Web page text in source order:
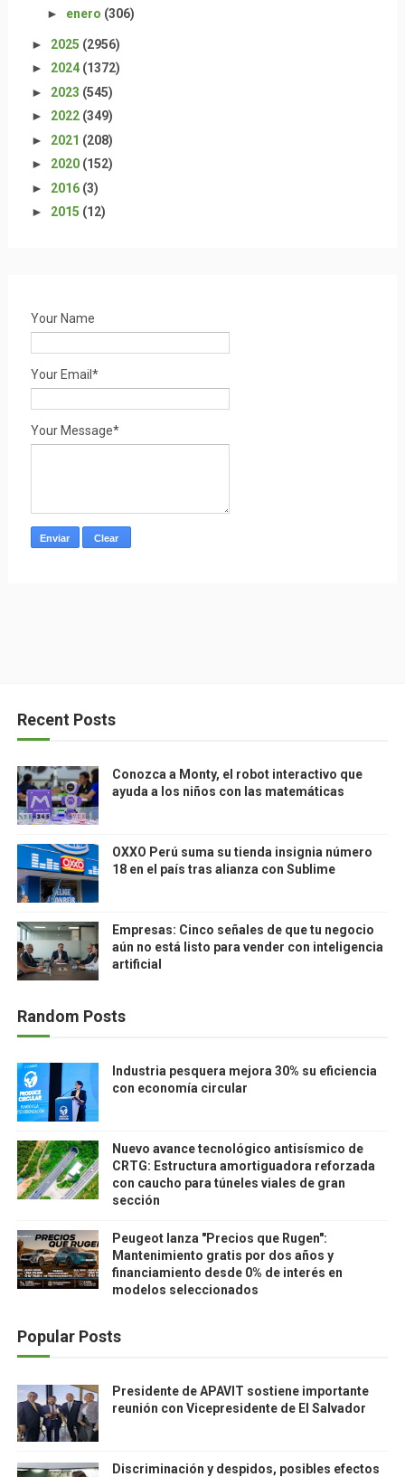
► enero (306)
► 2025 (2956)
► 2024 (1372)
► 2023 (545)
► 2022 (349)
► 2021 (208)
► 2020 (152)
► 2016 (3)
► 2015 (12)
Your Name
Your Email*
Your Message*
Recent Posts
Conozca a Monty, el robot interactivo que
ayuda a los niños con las matemáticas
OXXO Perú suma su tienda insignia número
18 en el país tras alianza con Sublime
Empresas: Cinco señales de que tu negocio
aún no está listo para vender con inteligencia
artificial
Random Posts
Industria pesquera mejora 30% su eficiencia
con economía circular
Nuevo avance tecnológico antisísmico de
CRTG: Estructura amortiguadora reforzada
con caucho para túneles viales de gran
sección
Peugeot lanza "Precios que Rugen":
Mantenimiento gratis por dos años y
financiamiento desde 0% de interés en
modelos seleccionados
Popular Posts
Presidente de APAVIT sostiene importante
reunión con Vicepresidente de El Salvador
Discriminación y despidos, posibles efectos